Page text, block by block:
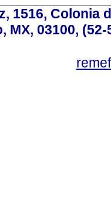
1516, Colonia
MX, 03100,